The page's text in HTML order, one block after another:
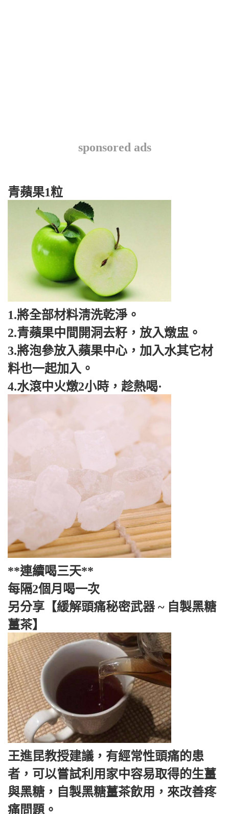
sponsored ads
青蘋果1粒
1.將全部材料淸洗乾淨。
2.青蘋果中間開洞去籽，放入燉盅。
3.將泡參放入蘋果中心，加入水其它材
料也一起加入。
4.水滾中火燉2小時，趁熱喝·
**連續喝三天**
每隔2個月喝一次
另分享【緩解頭痛秘密武器 ~ 自製黑糖
薑茶】
王進昆教授建議，有經常性頭痛的患
者，可以嘗試利用家中容易取得的生薑
與黑糖，自製黑糖薑茶飲用，來改善疼
痛問題。